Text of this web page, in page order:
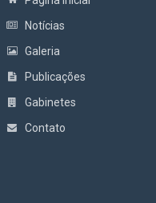
Notícias
Galeria
Publicações
Gabinetes
Contato